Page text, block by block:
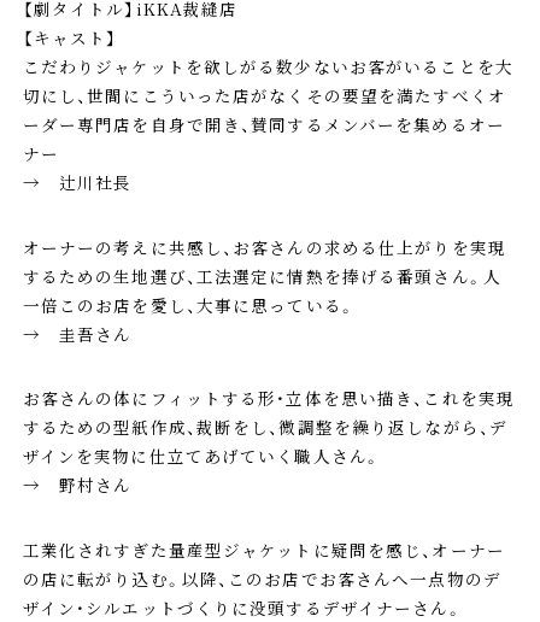
【劇タイトル】iKKA裁縫店
【キャスト】
こだわりジャケットを欲しがる数少ないお客がいることを大
切にし、世間にこういった店がなくその要望を満たすべくオ
ーダー専門店を自身で開き、賛同するメンバーを集めるオー
ナー
→ 辻川社長
オーナーの考えに共感し、お客さんの求める仕上がりを実現
するための生地選び、工法選定に情熱を捧げる番頭さん。人
一倍このお店を愛し、大事に思っている。
→ 圭吾さん
お客さんの体にフィットする形・立体を思い描き、これを実現
するための型紙作成、裁断をし、微調整を繰り返しながら、デ
ザインを実物に仕立てあげていく職人さん。
→ 野村さん
工業化されすぎた量産型ジャケットに疑問を感じ、オーナー
の店に転がり込む。以降、このお店でお客さんへ一点物のデ
ザイン・シルエットづくりに没頭するデザイナーさん。